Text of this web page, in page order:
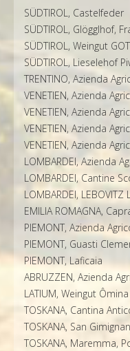
SÜDTIROL, Castelfeder
SÜDTIROL, Glögglhof,
SÜDTIROL, Weingut
SÜDTIROL, Lieselehof
TRENTINO, Azienda
VENETIEN, Azienda
VENETIEN, Azienda
VENETIEN, Azienda
VENETIEN, Azienda
LOMBARDEI, Azienda
LOMBARDEI, Cantine
LOMBARDEI,
EMILIA ROMAGNA,
PIEMONT, Azienda
PIEMONT, Guasti
PIEMONT, Laficaia
ABRUZZEN, Azienda
LATIUM, Weingut
TOSKANA, Cantina
TOSKANA, San
TOSKANA, Maremma,